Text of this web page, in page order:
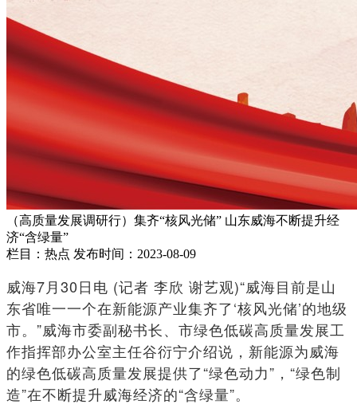
（高质量发展调研行）集齐“核风光储” 山东威海不断提升经
济“含绿量”
栏目：热点 发布时间：2023-08-09
威海7月30日电 (记者 李欣 谢艺观)“威海目前是山
东省唯一一个在新能源产业集齐了‘核风光储’的地级
市。”威海市委副秘书长、市绿色低碳高质量发展工
作指挥部办公室主任谷衍宁介绍说，新能源为威海
的绿色低碳高质量发展提供了“绿色动力”，“绿色制
造”在不断提升威海经济的“含绿量”。